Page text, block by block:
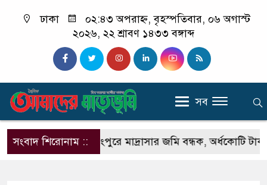
ঢাকা
০২:৪৩ অপরাহ্ন, বৃহস্পতিবার, ০৬ অগাস্ট
২০২৬, ২২ শ্রাবণ ১৪৩৩ বঙ্গাব্দ
সব
সংবাদ শিরোনাম ::
পরিচয়ে রংপুরে মাদ্রাসার জমি বন্ধক, অর্ধকোটি টাকা